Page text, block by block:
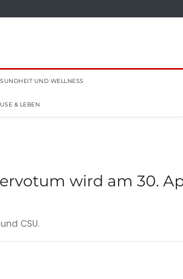
UND WELLNESS
& LEBEN
wird am 30.
CSU.